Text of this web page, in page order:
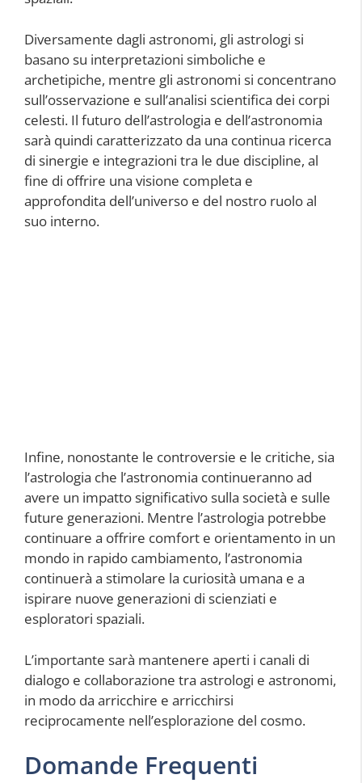
Diversamente dagli astronomi, gli astrologi si
basano su interpretazioni simboliche e
archetipiche, mentre gli astronomi si concentrano
sull’osservazione e sull’analisi scientifica dei corpi
celesti. Il futuro dell’astrologia e dell’astronomia
sarà quindi caratterizzato da una continua ricerca
di sinergie e integrazioni tra le due discipline, al
fine di offrire una visione completa e
approfondita dell’universo e del nostro ruolo al
suo interno.
Infine, nonostante le controversie e le critiche, sia
l’astrologia che l’astronomia continueranno ad
avere un impatto significativo sulla società e sulle
future generazioni. Mentre l’astrologia potrebbe
continuare a offrire comfort e orientamento in un
mondo in rapido cambiamento, l’astronomia
continuerà a stimolare la curiosità umana e a
ispirare nuove generazioni di scienziati e
esploratori spaziali.
L’importante sarà mantenere aperti i canali di
dialogo e collaborazione tra astrologi e astronomi,
in modo da arricchire e arricchirsi
reciprocamente nell’esplorazione del cosmo.
Domande Frequenti